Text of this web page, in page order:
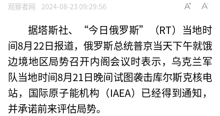
观察者网 2024-08-23 09:29:56
据塔斯社、“今日俄罗斯”（RT）当地时
间8月22日报道，俄罗斯总统普京当天下午就饿
边境地区局势召开内阁会议时表示，乌克兰军
队当地时间8月21日晚间试图袭击库尔斯克核电
站，国际原子能机构（IAEA）已经得到通知，
并承诺前来评估局势。